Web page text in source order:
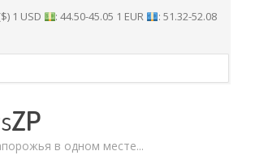
1 USD : 44.50-45.05 1 EUR
: 51.32-52.08
ZP
в одном месте...